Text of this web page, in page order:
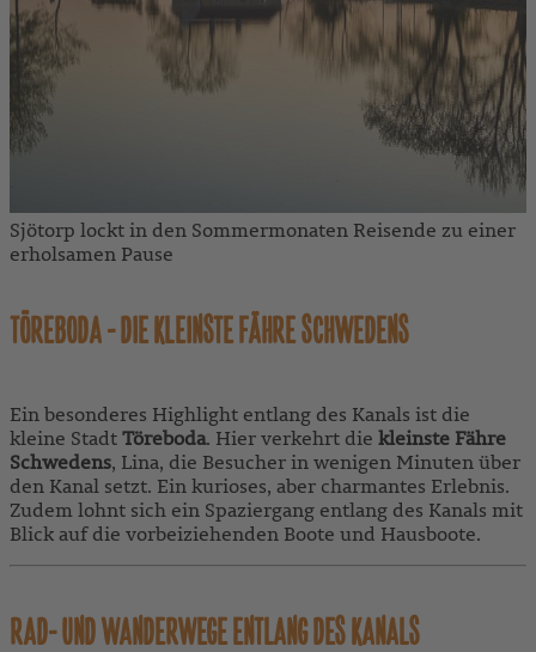
Sjötorp lockt in den Sommermonaten Reisende zu einer
erholsamen Pause
TÖREBODA - DIE KLEINSTE FÄHRE SCHWEDENS
Ein besonderes Highlight entlang des Kanals ist die
kleine StadtTöreboda. Hier verkehrt die kleinste Fähre
Schwedens, Lina, die Besucher in wenigen Minuten über
den Kanal setzt. Ein kurioses, aber charmantes Erlebnis.
Zudem lohnt sich ein Spaziergang entlang des Kanals mit
Blick auf die vorbeiziehenden Boote und Hausboote.
RAD- UND WANDERWEGE ENTLANG DES KANALS